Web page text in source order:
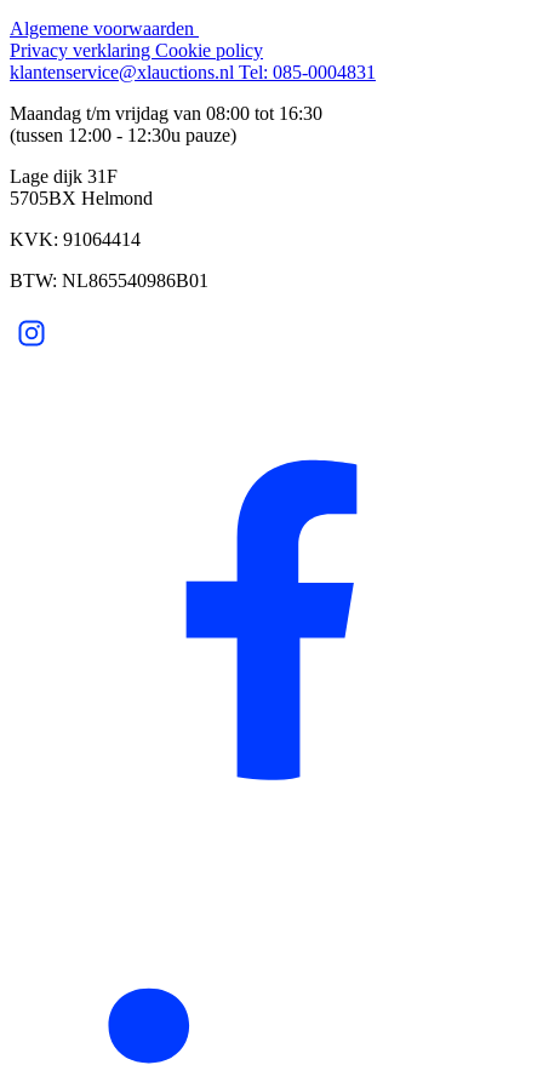
Algemene voorwaarden
Privacy verklaring Cookie policy
klantenservice@xlauctions.nl Tel: 085-0004831
Maandag t/m vrijdag van 08:00 tot 16:30
(tussen 12:00 - 12:30u pauze)
Lage dijk 31F
5705BX Helmond
KVK: 91064414
BTW: NL865540986B01